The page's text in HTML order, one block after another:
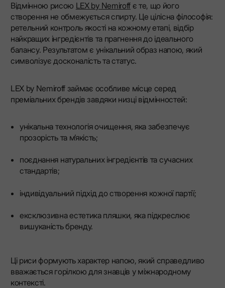
Відмінною рисою LEX by Nemiroffє те, що його
створення не обмежується спирту. Це цілісна філософія:
ретельний контроль якості на кожному етапі, відбір
найкращих інгредієнтів та прагнення до ідеального
балансу. Результатом є унікальний образ напою, який
символізує досконалість та статус.
LEX by Nemiroff займає особливе місце серед
преміальних брендів завдяки низці відмінностей:
унікальна технологія очищення, яка забезпечує
прозорість та м’якість;
поєднання натуральних інгредієнтів та сучасних
стандартів;
індивідуальний підхід до створення кожної партії;
ексклюзивна естетика пляшки, яка підкреслює
вишуканість бренду.
Ці риси формують характер напою, який справедливо
вважається горілкою для знавців у міжнародному
контексті.